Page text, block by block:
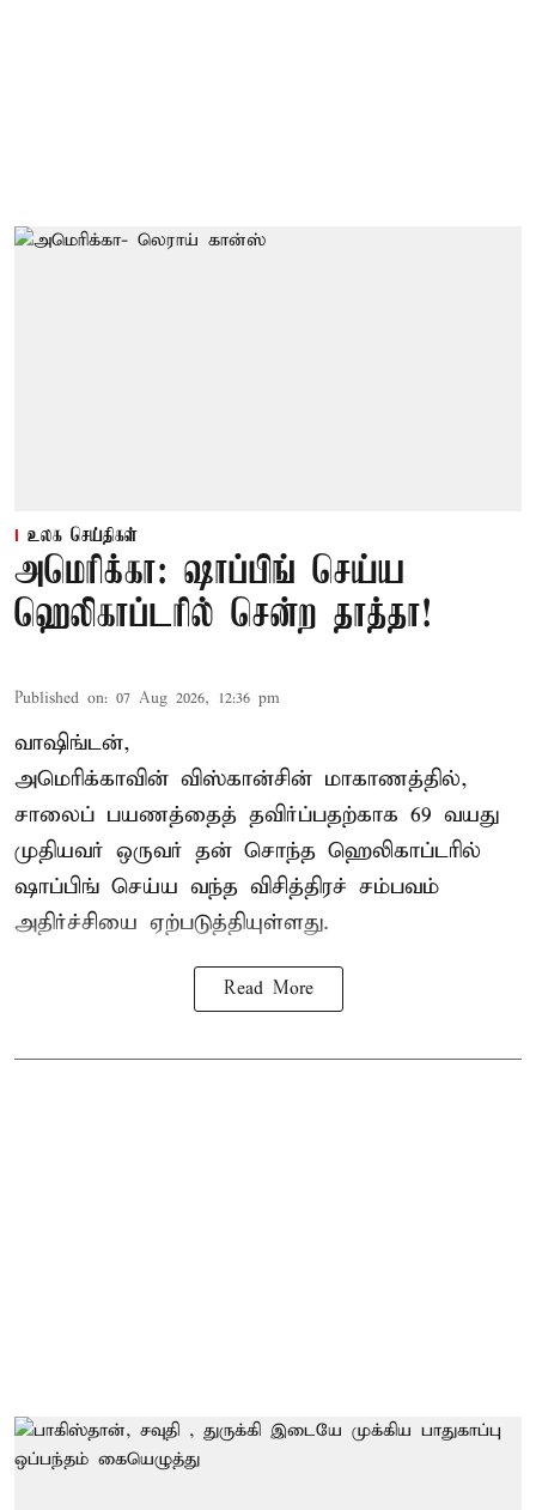
உலக செய்திகள்
அமெரிக்கா: ஷாப்பிங் செய்ய
ஹெலிகாப்டரில் சென்ற தாத்தா!
Published on: 07 Aug 2026, 12:36 pm
வாஷிங்டன்,
அமெரிக்காவின் விஸ்கான்சின் மாகாணத்தில்,
சாலைப் பயணத்தைத் தவிர்ப்பதற்காக 69 வயது
முதியவர் ஒருவர் தன் சொந்த ஹெலிகாப்டரில்
ஷாப்பிங் செய்ய வந்த விசித்திரச் சம்பவம்
அதிர்ச்சியை ஏற்படுத்தியுள்ளது.
Read More